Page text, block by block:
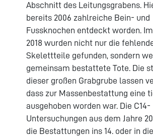
Abschnitt des Leitungsgrabens.
bereits 2006 zahlreiche Bein- und
Fussknochen entdeckt worden.
2018 wurden nicht nur die
Skelettteile gefunden, sondern
gemeinsam bestattete Tote. Die
dieser großen Grabgrube lassen
dass zur Massenbestattung eine
ausgehoben worden war. Die C14-
Untersuchungen aus dem Jahre
die Bestattungen ins 14. oder in